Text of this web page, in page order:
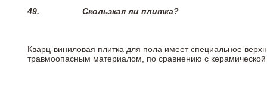
49. Скользкая ли плитка?
Кварц-виниловая плитка для пола имеет специальное
травмоопасным материалом, по сравнению с